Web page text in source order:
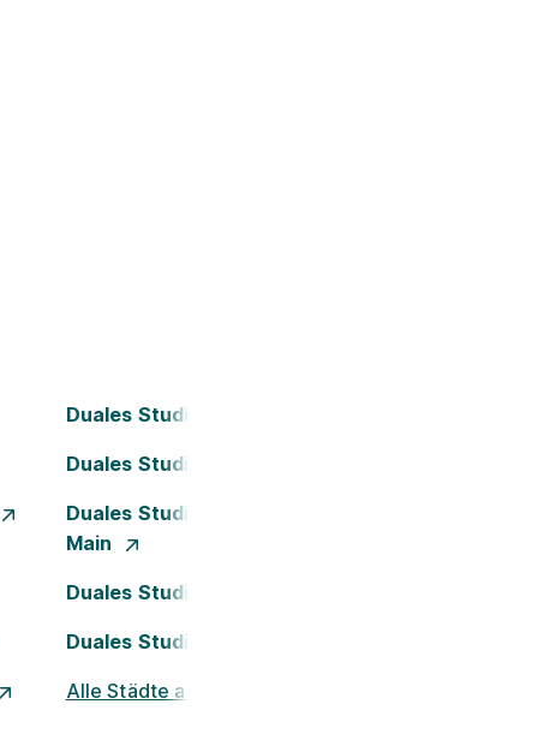
Duales Studium Bielefeld
Duales Studium Darmstadt
Duales Studium Frankfurt am
Main
Duales Studium Köln
Duales Studium Nürnberg
Alle Städte ansehen